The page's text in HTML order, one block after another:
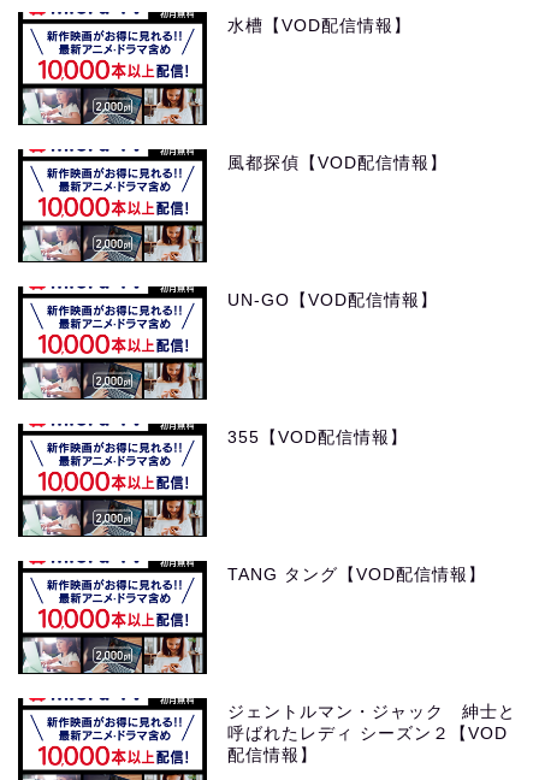
水槽【VOD配信情報】
風都探偵【VOD配信情報】
UN-GO【VOD配信情報】
355【VOD配信情報】
TANG タング【VOD配信情報】
ジェントルマン・ジャック 紳士と
呼ばれたレディ シーズン２【VOD
配信情報】